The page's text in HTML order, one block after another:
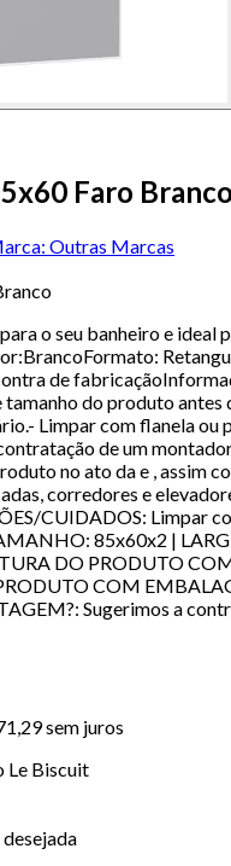
Faro Branco
Outras Marcas
o seu banheiro e
de
do produto antes
Limpar com flanela
de um
no ato da e , assim
corredores e
CUIDADOS: Limpar
85x60x2 |
DO PRODUTO
COM
Sugerimos a
sem juros
Le Biscuit